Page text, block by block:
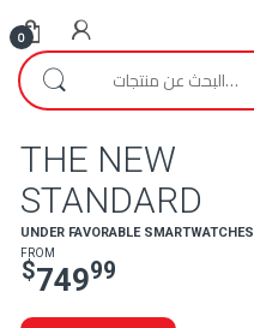
0
THE NEW
STANDARD
UNDER FAVORABLE SMARTWATCHES
FROM
$74999